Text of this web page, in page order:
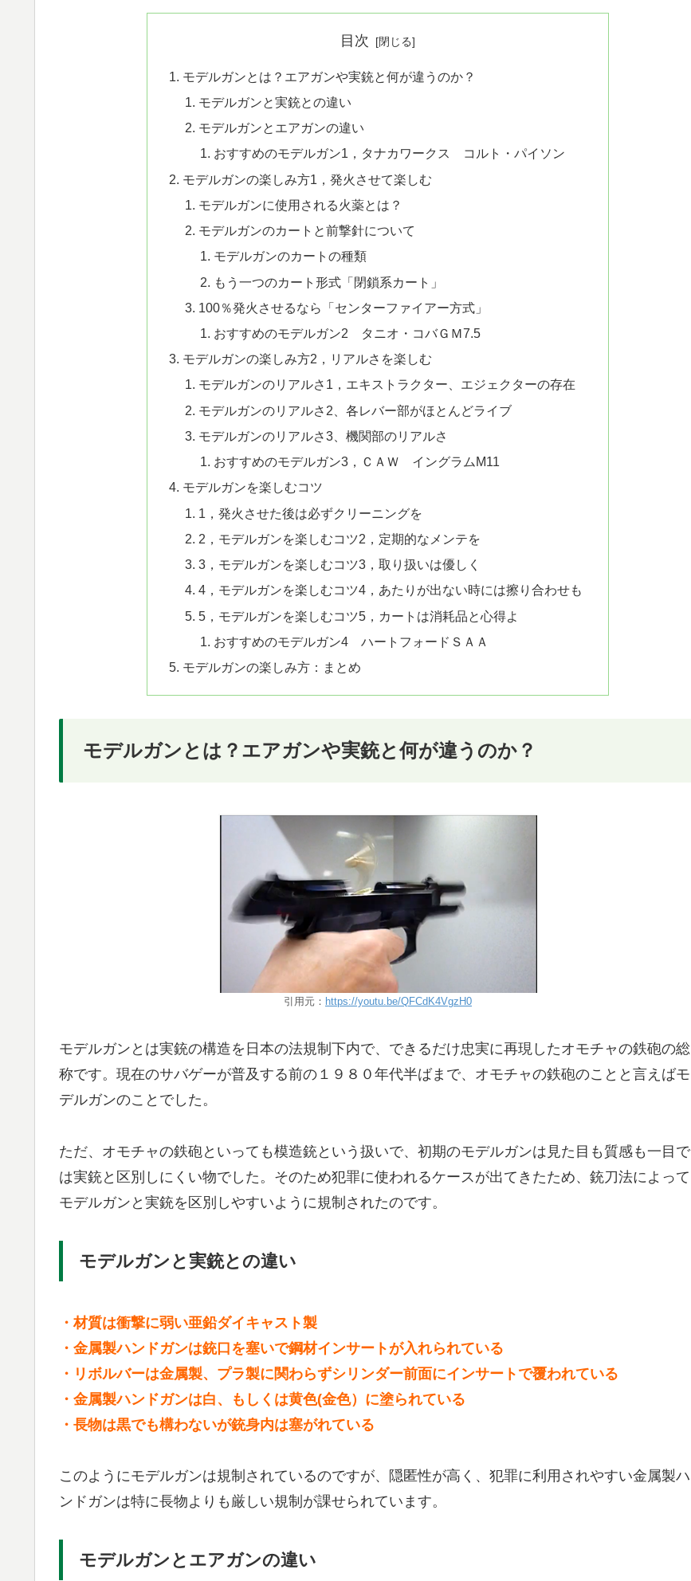
目次
モデルガンとは？エアガンや実銃と何が違うのか？
モデルガンと実銃との違い
モデルガンとエアガンの違い
おすすめのモデルガン1，タナカワークス コルト・パイソン
モデルガンの楽しみ方1，発火させて楽しむ
モデルガンに使用される火薬とは？
モデルガンのカートと前撃針について
モデルガンのカートの種類
もう一つのカート形式「閉鎖系カート」
100％発火させるなら「センターファイアー方式」
おすすめのモデルガン2 タニオ・コバＧＭ7.5
モデルガンの楽しみ方2，リアルさを楽しむ
モデルガンのリアルさ1，エキストラクター、エジェクターの存在
モデルガンのリアルさ2、各レバー部がほとんどライブ
モデルガンのリアルさ3、機関部のリアルさ
おすすめのモデルガン3，ＣＡＷ イングラムM11
モデルガンを楽しむコツ
1，発火させた後は必ずクリーニングを
2，モデルガンを楽しむコツ2，定期的なメンテを
3，モデルガンを楽しむコツ3，取り扱いは優しく
4，モデルガンを楽しむコツ4，あたりが出ない時には擦り合わせも
5，モデルガンを楽しむコツ5，カートは消耗品と心得よ
おすすめのモデルガン4 ハートフォードＳＡＡ
モデルガンの楽しみ方：まとめ
モデルガンとは？エアガンや実銃と何が違うのか？
引用元： https://youtu.be/QFCdK4VgzH0
モデルガンとは実銃の構造を日本の法規制下内で、できるだけ忠実に再現したオモチャの鉄砲の総
称です。現在のサバゲーが普及する前の１９８０年代半ばまで、オモチャの鉄砲のことと言えばモ
デルガンのことでした。
ただ、オモチャの鉄砲といっても模造銃という扱いで、初期のモデルガンは見た目も質感も一目で
は実銃と区別しにくい物でした。そのため犯罪に使われるケースが出てきたため、銃刀法によって
モデルガンと実銃を区別しやすいように規制されたのです。
モデルガンと実銃との違い
・材質は衝撃に弱い亜鉛ダイキャスト製
・金属製ハンドガンは銃口を塞いで鋼材インサートが入れられている
・リボルバーは金属製、プラ製に関わらずシリンダー前面にインサートで覆われている
・金属製ハンドガンは白、もしくは黄色(金色）に塗られている
・長物は黒でも構わないが銃身内は塞がれている
このようにモデルガンは規制されているのですが、隠匿性が高く、犯罪に利用されやすい金属製ハ
ンドガンは特に長物よりも厳しい規制が課せられています。
モデルガンとエアガンの違い